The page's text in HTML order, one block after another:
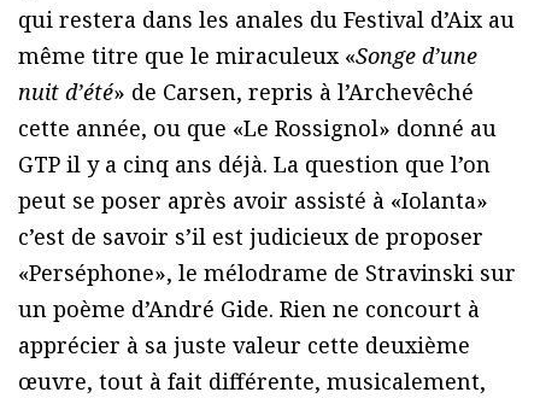
qui restera dans les anales du Festival d’Aix au
même titre que le miraculeux «Songe d’une
nuit d’été» de Carsen, repris à l’Archevêché
cette année, ou que «Le Rossignol» donné au
GTP il y a cinq ans déjà. La question que l’on
peut se poser après avoir assisté à «Iolanta»
c’est de savoir s’il est judicieux de proposer
«Perséphone», le mélodrame de Stravinski sur
un poème d’André Gide. Rien ne concourt à
apprécier à sa juste valeur cette deuxième
œuvre, tout à fait différente, musicalement,